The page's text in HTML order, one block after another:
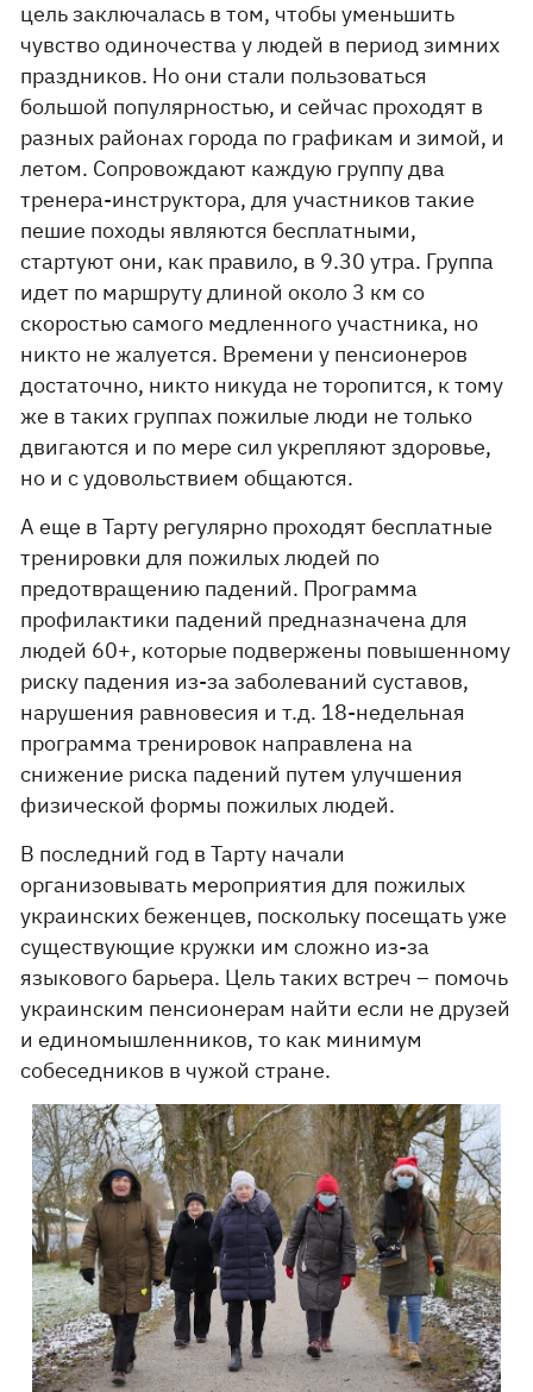
цель заключалась в том, чтобы уменьшить
чувство одиночества у людей в период зимних
праздников. Но они стали пользоваться
большой популярностью, и сейчас проходят в
разных районах города по графикам и зимой, и
летом. Сопровождают каждую группу два
тренера-инструктора, для участников такие
пешие походы являются бесплатными,
стартуют они, как правило, в 9.30 утра. Группа
идет по маршруту длиной около 3 км со
скоростью самого медленного участника, но
никто не жалуется. Времени у пенсионеров
достаточно, никто никуда не торопится, к тому
же в таких группах пожилые люди не только
двигаются и по мере сил укрепляют здоровье,
но и с удовольствием общаются.
А еще в Тарту регулярно проходят бесплатные
тренировки для пожилых людей по
предотвращению падений. Программа
профилактики падений предназначена для
людей 60+, которые подвержены повышенному
риску падения из-за заболеваний суставов,
нарушения равновесия и т.д. 18-недельная
программа тренировок направлена на
снижение риска падений путем улучшения
физической формы пожилых людей.
В последний год в Тарту начали
организовывать мероприятия для пожилых
украинских беженцев, поскольку посещать уже
существующие кружки им сложно из-за
языкового барьера. Цель таких встреч – помочь
украинским пенсионерам найти если не друзей
и единомышленников, то как минимум
собеседников в чужой стране.